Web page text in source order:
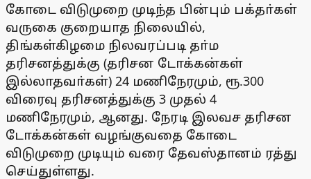
கோடை விடுமுறை முடிந்த பின்பும் பக்தா்கள்
வருகை குறையாத நிலையில்,
திங்கள்கிழமை நிலவரப்படி தா்ம
தரிசனத்துக்கு (தரிசன டோக்கன்கள்
இல்லாதவா்கள்) 24 மணிநேரமும், ரூ.300
விரைவு தரிசனத்துக்கு 3 முதல் 4
மணிநேரமும், ஆனது. நேரடி இலவச தரிசன
டோக்கன்கள் வழங்குவதை கோடை
விடுமுறை முடியும் வரை தேவஸ்தானம் ரத்து
செய்துள்ளது.